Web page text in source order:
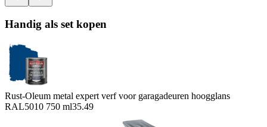
Handig als set kopen
Rust-Oleum metal expert verf voor garagadeuren hoogglans
RAL5010 750 ml35.49